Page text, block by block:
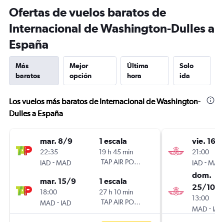
Ofertas de vuelos baratos de
Internacional de Washington-Dulles a
España
Más
baratos
Mejor
opción
Última
hora
Solo
ida
Los vuelos más baratos de Internacional de Washington-
Dulles a España
mar. 8/9
22:35
IAD -MAD
1 escala
19 h 45 min
TAP AIR PORTUGAL
mar. 15/9
18:00
MAD - IAD
1 escala
27 h 10 min
TAP AIR PORTUGAL
vie. 16/
21:00
IAD -MAD
dom.
25/10
13:00
MAD - IAD